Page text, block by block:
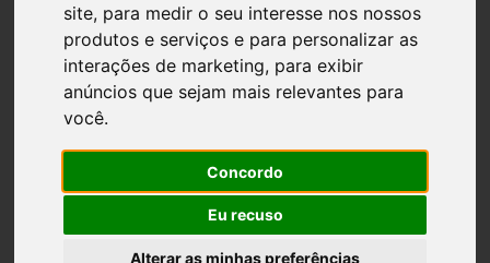
site, para medir o seu interesse nos nossos
produtos e serviços e para personalizar as
interações de marketing, para exibir
anúncios que sejam mais relevantes para
você.
Concordo
Eu recuso
Alterar as minhas preferências